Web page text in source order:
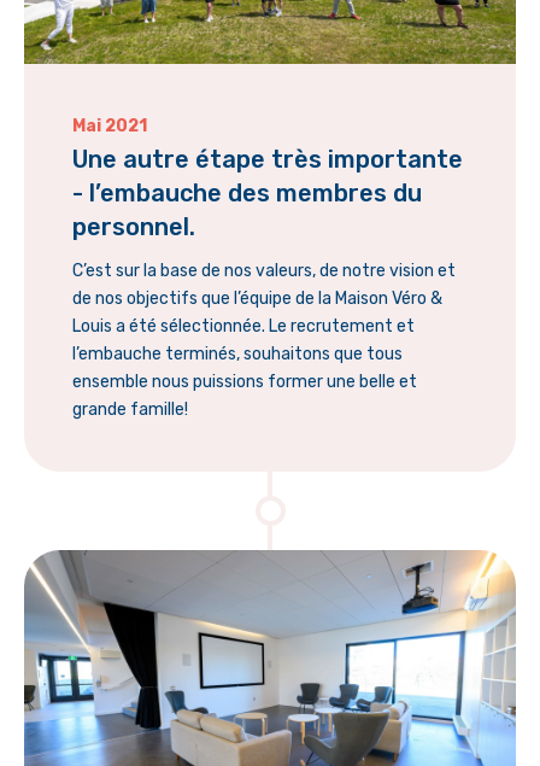
Mai 2021
Une autre étape très importante
- l’embauche des membres du
personnel.
C’est sur la base de nos valeurs, de notre vision et
de nos objectifs que l’équipe de la Maison Véro &
Louis a été sélectionnée. Le recrutement et
l’embauche terminés, souhaitons que tous
ensemble nous puissions former une belle et
grande famille!